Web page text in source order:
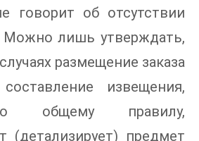
говорит об отсутствии
Можно лишь утверждать,
размещение заказа
составление извещения,
общему правилу,
(детализирует) предмет